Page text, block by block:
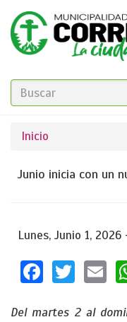
Pasar
contenido
principal
BÚSQUEDA
Se
encuentra
Inicio
Junio inicia con un
Lunes, Junio 1,
Del martes 2 al